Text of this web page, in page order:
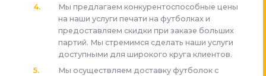
Мы предлагаем конкурентоспособные цены
на наши услуги печати на футболках и
предоставляем скидки при заказе больших
партий. Мы стремимся сделать наши услуги
доступными для широкого круга клиентов.
Мы осуществляем доставку футболок с